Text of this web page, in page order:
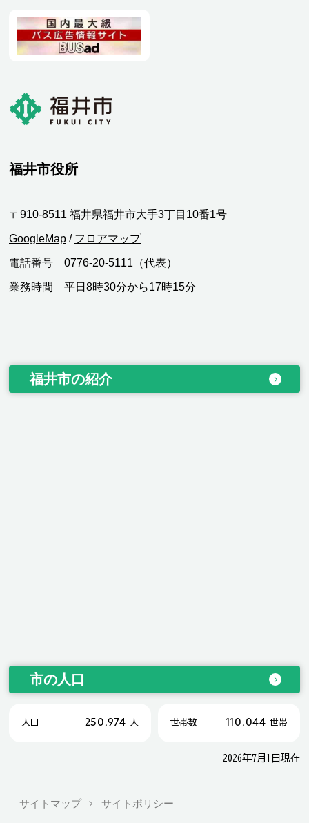
福井市役所
〒910-8511 福井県福井市大手3丁目10番1号
GoogleMap / フロアマップ
電話番号 0776-20-5111（代表）
業務時間 平日8時30分から17時15分
福井市の紹介
市の人口
人口 250,974 人 世帯数 110,044 世帯
2026年7月1日現在
サイトマップ サイトポリシー